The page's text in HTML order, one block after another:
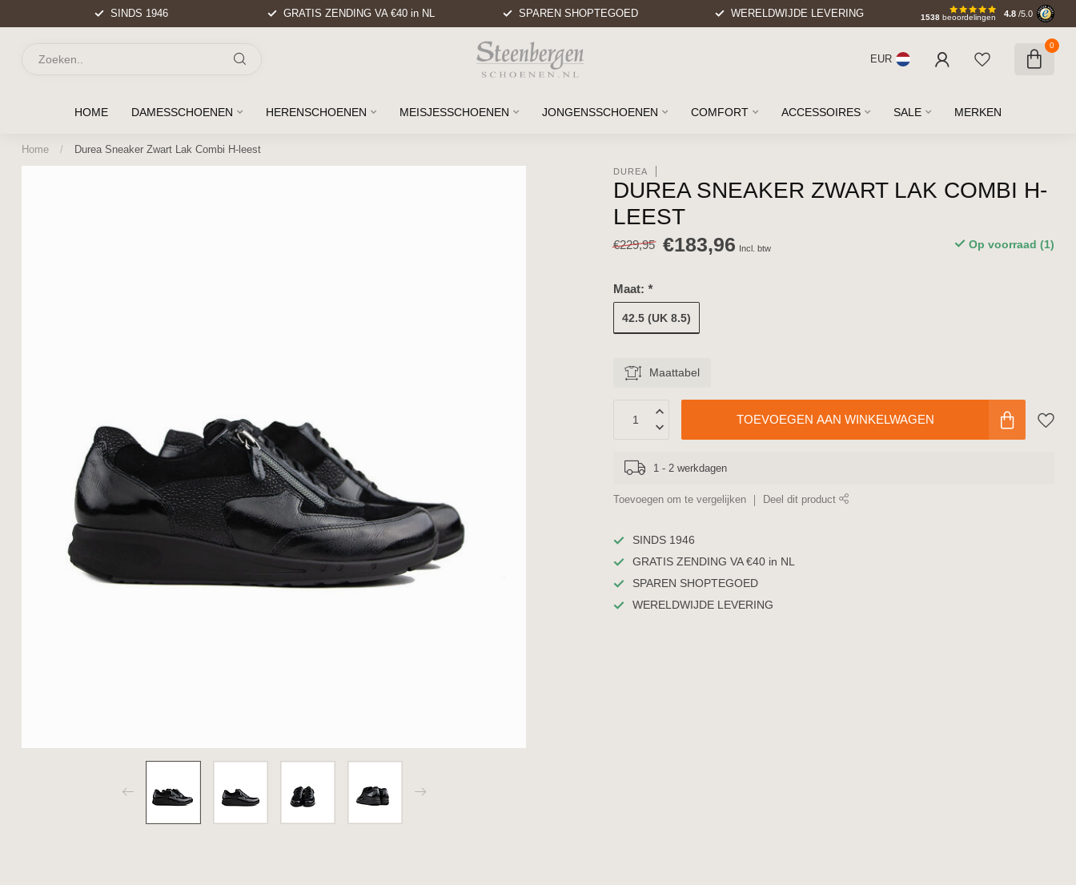
SINDS 1946 GRATIS ZENDING VA €40 in NL SPAREN SHOPTEGOED WERELDWIJDE LEVERING 1538 beoordelingen 4.8 /5.0
EUR
0
HOME DAMESSCHOENEN HERENSCHOENEN MEISJESSCHOENEN JONGENSSCHOENEN COMFORT ACCESSOIRES SALE MERKEN
Home / Durea Sneaker Zwart Lak Combi H-leest
DUREA
DUREA SNEAKER ZWART LAK COMBI H-
LEEST
€229,95 €183,96 Incl. btw Op voorraad (1)
Maat:*
42.5 (UK 8.5)
Maattabel
TOEVOEGEN AAN WINKELWAGEN
1 - 2 werkdagen
Toevoegen om te vergelijken Deel dit product
SINDS 1946
GRATIS ZENDING VA €40 in NL
SPAREN SHOPTEGOED
WERELDWIJDE LEVERING